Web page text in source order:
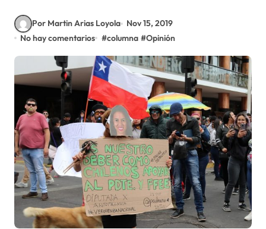
Por Martin Arias Loyola
Nov 15, 2019
No hay comentarios #columna #Opinión